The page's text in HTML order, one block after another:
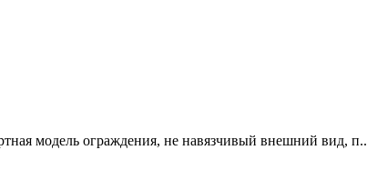
модель ограждения, не навязчивый внешний вид, п..